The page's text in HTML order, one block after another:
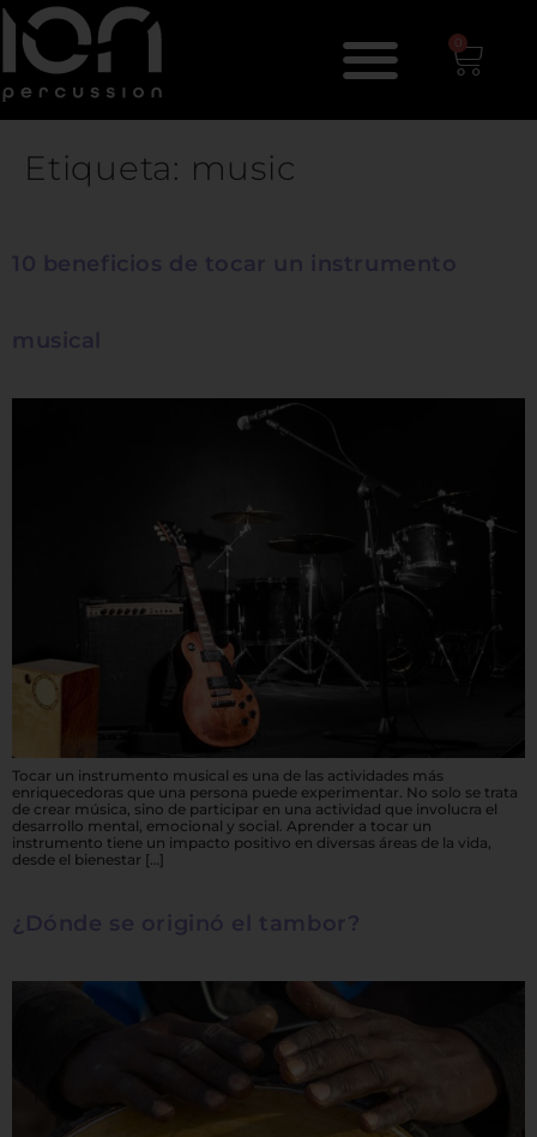
0
Etiqueta: music
10 beneficios de tocar un instrumento
musical
Tocar un instrumento musical es una de las actividades más
enriquecedoras que una persona puede experimentar. No solo se trata
de crear música, sino de participar en una actividad que involucra el
desarrollo mental, emocional y social. Aprender a tocar un
instrumento tiene un impacto positivo en diversas áreas de la vida,
desde el bienestar […]
¿Dónde se originó el tambor?